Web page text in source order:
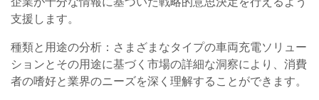
支援します。
種類と用途の分析：さまざまなタイプの車両充電ソリュー
ションとその用途に基づく市場の詳細な洞察により、消費
者の嗜好と業界のニーズを深く理解することができます。